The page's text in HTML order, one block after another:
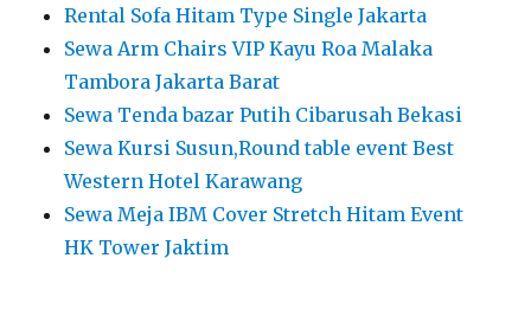
Rental Sofa Hitam Type Single Jakarta
Sewa Arm Chairs VIP Kayu Roa Malaka
Tambora Jakarta Barat
Sewa Tenda bazar Putih Cibarusah Bekasi
Sewa Kursi Susun,Round table event Best
Western Hotel Karawang
Sewa Meja IBM Cover Stretch Hitam Event
HK Tower Jaktim